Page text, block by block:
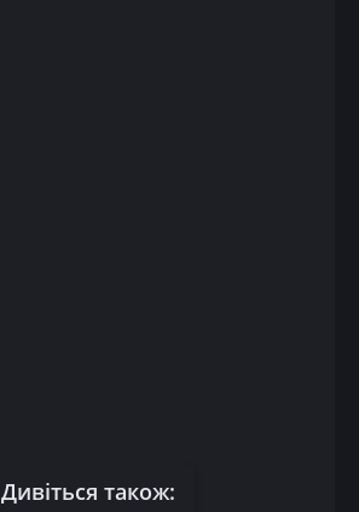
Дивіться також: